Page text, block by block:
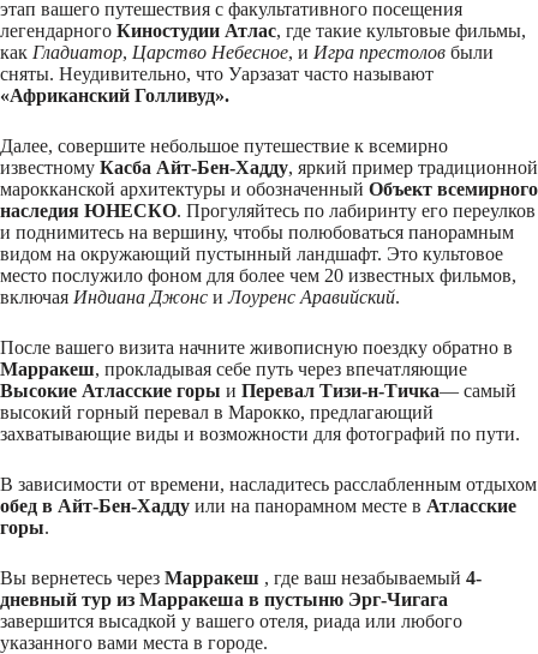
этап вашего путешествия с факультативного посещения
легендарного Киностудии Атлас, где такие культовые фильмы,
как Гладиатор, Царство Небесное, и Игра престолов были
сняты. Неудивительно, что Уарзазат часто называют
«Африканский Голливуд».
Далее, совершите небольшое путешествие к всемирно
известному Касба Айт-Бен-Хадду, яркий пример традиционной
марокканской архитектуры и обозначенный Объект всемирного
наследия ЮНЕСКО. Прогуляйтесь по лабиринту его переулков
и поднимитесь на вершину, чтобы полюбоваться панорамным
видом на окружающий пустынный ландшафт. Это культовое
место послужило фоном для более чем 20 известных фильмов,
включая Индиана Джонс иЛоуренс Аравийский.
После вашего визита начните живописную поездку обратно в
Марракеш, прокладывая себе путь через впечатляющие
Высокие Атласские горы и Перевал Тизи-н-Тичка— самый
высокий горный перевал в Марокко, предлагающий
захватывающие виды и возможности для фотографий по пути.
В зависимости от времени, насладитесь расслабленным отдыхом
обед в Айт-Бен-Хадду или на панорамном месте в Атласские
горы.
Вы вернетесь через Марракеш , где ваш незабываемый 4-
дневный тур из Марракеша в пустыню Эрг-Чигага
завершится высадкой у вашего отеля, риада или любого
указанного вами места в городе.